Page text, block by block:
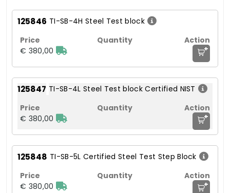
125846 TI-SB-4H Steel Test block
€ 380,00 +
125847 TI-SB-4L Steel Test block Certified NIST
€ 380,00 +
125848 TI-SB-5L Certified Steel Test Step Block
€ 380,00 +